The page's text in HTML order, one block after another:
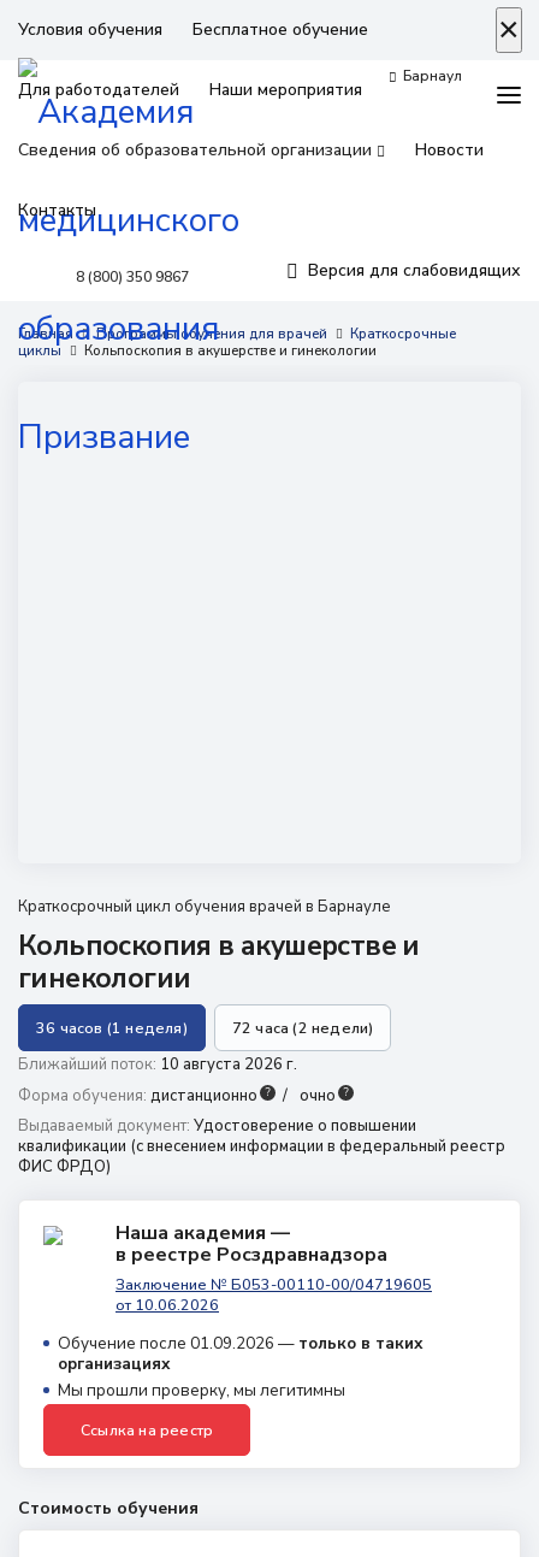
Условия обучения Бесплатное обучение
Для работодателей Наши мероприятия
Сведения об образовательной организации Новости
Контакты
Версия для слабовидящих
8 (800) 350 9867
Барнаул
Программы обучения
Бесплатное обучение
г. Барнаул,
​Пролетарская, 146а
8 (800) 350 9867
Перейти на портал дистанционного обучения
Главная Программы обучения для врачей
Краткосрочные
циклы
Кольпоскопия в акушерстве и гинекологии
Краткосрочный цикл обучения врачей в Барнауле
Кольпоскопия в акушерстве и
гинекологии
36 часов (1 неделя) 72 часа (2 недели)
Ближайший поток: 10 августа 2026 г.
Форма обучения: дистанционно ? очно ?
Выдаваемый документ: Удостоверение о повышении
квалификации (с внесением информации в федеральный реестр
ФИС ФРДО)
Наша академия —
в реестре Росздравнадзора
Заключение № Б053-00110-00/04719605
от 10.06.2026
Обучение после 01.09.2026 — только в таких
организациях
Мы прошли проверку, мы легитимны
Ссылка на реестр
Стоимость обучения
×